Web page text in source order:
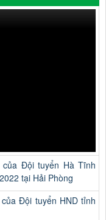
Đội tuyển Hà Tĩnh
tại Hải Phòng
Đội tuyển HND tỉnh